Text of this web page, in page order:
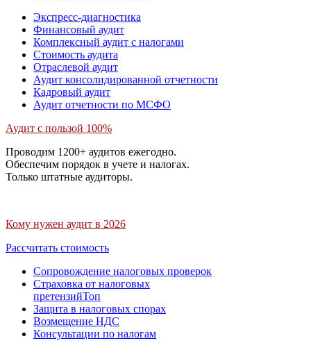
Экспресс-диагностика
Финансовый аудит
Комплексный аудит с налогами
Стоимость аудита
Отраслевой аудит
Аудит консолидированной отчетности
Кадровый аудит
Аудит отчетности по МСФО
Аудит с пользой 100%
Проводим 1200+ аудитов ежегодно.
Обеспечим порядок в учете и налогах.
Только штатные аудиторы.
Кому нужен аудит в 2026
Рассчитать стоимость
Сопровождение налоговых проверок
Страховка от налоговых
претензийТоп
Защита в налоговых спорах
Возмещение НДС
Консультации по налогам